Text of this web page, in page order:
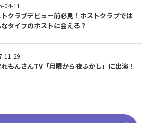
04-11
クラブデビュー前必見！ホストクラブでは
タイプのホストに会える？
11-29
もんさんTV「月曜から夜ふかし」に出演！